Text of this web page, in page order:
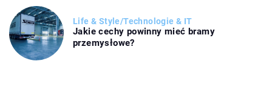
Life & Style/Technologie & IT
Jakie cechy powinny mieć bramy
przemysłowe?